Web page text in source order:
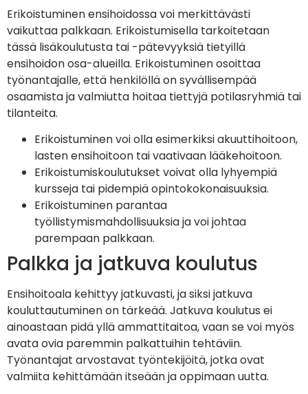
Erikoistuminen ensihoidossa voi merkittävästi
vaikuttaa palkkaan. Erikoistumisella tarkoitetaan
tässä lisäkoulutusta tai -pätevyyksiä tietyillä
ensihoidon osa-alueilla. Erikoistuminen osoittaa
työnantajalle, että henkilöllä on syvällisempää
osaamista ja valmiutta hoitaa tiettyjä potilasryhmiä tai
tilanteita.
Erikoistuminen voi olla esimerkiksi akuuttihoitoon,
lasten ensihoitoon tai vaativaan lääkehoitoon.
Erikoistumiskoulutukset voivat olla lyhyempiä
kursseja tai pidempiä opintokokonaisuuksia.
Erikoistuminen parantaa
työllistymismahdollisuuksia ja voi johtaa
parempaan palkkaan.
Palkka ja jatkuva koulutus
Ensihoitoala kehittyy jatkuvasti, ja siksi jatkuva
kouluttautuminen on tärkeää. Jatkuva koulutus ei
ainoastaan pidä yllä ammattitaitoa, vaan se voi myös
avata ovia paremmin palkattuihin tehtäviin.
Työnantajat arvostavat työntekijöitä, jotka ovat
valmiita kehittämään itseään ja oppimaan uutta.